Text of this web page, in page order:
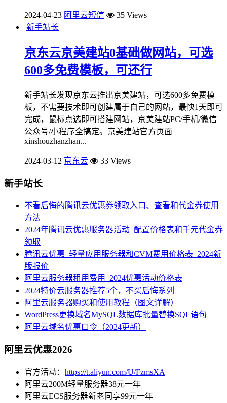
2024-04-23 阿里云短信
35 Views
新手站长
京东云京美建站0基础做网站，可选
600多免费模板，可还行
新手站长发现京东云推出京美建站，可选600多免费模
板，不需要技术即可创建属于自己的网站，最快1天即可
完成，鼠标点选即可搭建网站，京美建站PC/手机/微信
公众号/小程序全搞定。京美建站官方页面
xinshouzhanzhan...
2024-03-12 京东云 33 Views
新手站长
不看后悔的腾讯云优惠券领取入口、查看和代金券使用
方法
2024年腾讯云优惠服务器活动_配置价格表和千元代金券
领取
腾讯云优惠_轻量应用服务器和CVM费用价格表_2024新
版报价
阿里云服务器租用费用_2024优惠活动价格表
2024特价云服务器推荐5个，不买后悔系列
阿里云服务器购买和使用教程（图文详解）
WordPress更换域名MySQL数据库批量替换SQL语句
阿里云域名优惠口令（2024更新）
阿里云优惠2026
官方活动： https://t.aliyun.com/U/FzmsXA
阿里云200M轻量服务器38元一年
阿里云ECS服务器新老同享99元一年